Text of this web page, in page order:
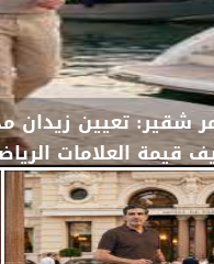
شقير: تعيين زيدان
قيمة العلامات
02:25 مـ